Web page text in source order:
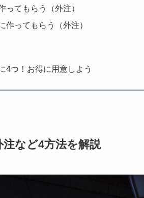
てもらう（外注）
ってもらう（外注）
4つ！お得に用意しよう
など4方法を解説